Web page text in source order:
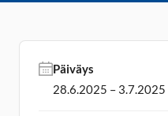
Päiväys
28.6.2025 – 3.7.2025